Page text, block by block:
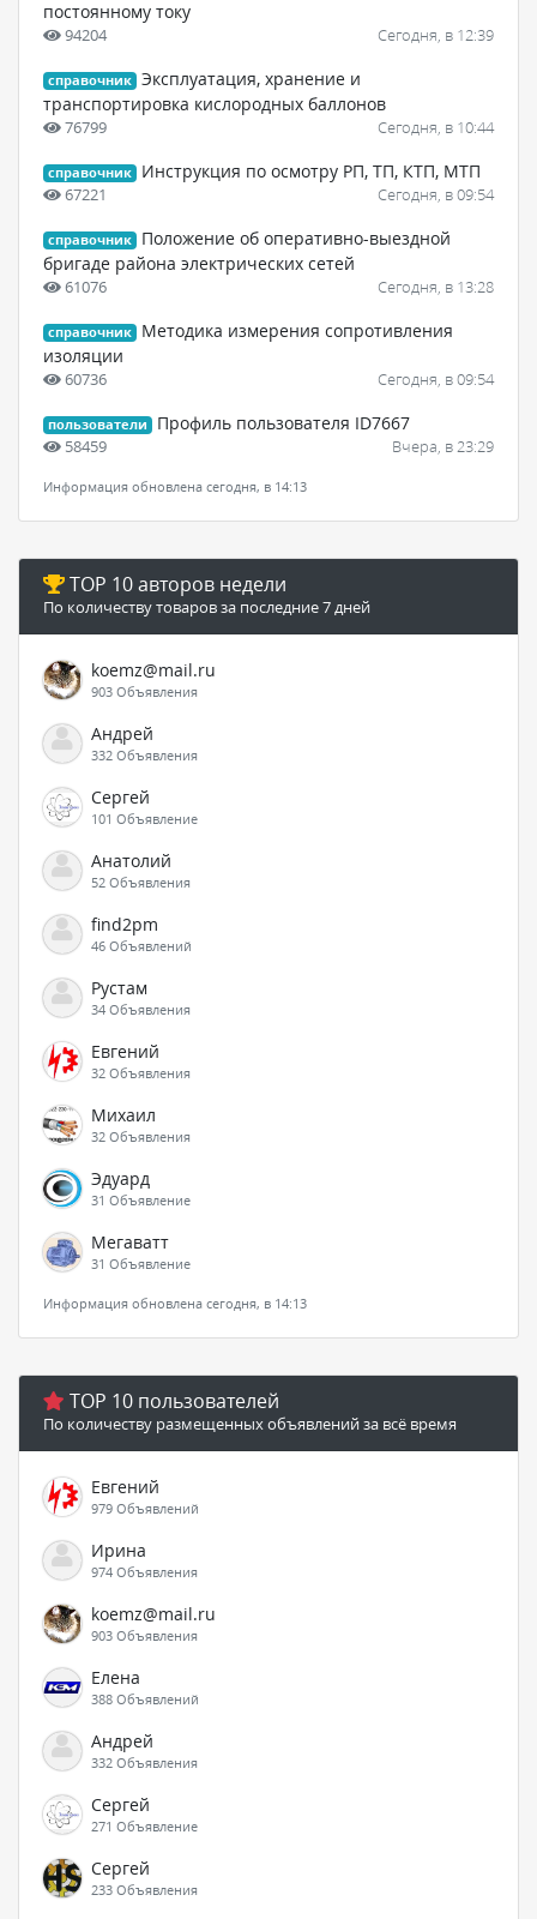
постоянному току
94204 Сегодня, в 12:39
справочник Эксплуатация, хранение и
транспортировка кислородных баллонов
76799 Сегодня, в 10:44
справочник Инструкция по осмотру РП, ТП, КТП, МТП
67221 Сегодня, в 09:54
справочник
Положение об оперативно-выездной
бригаде района электрических сетей
61076 Сегодня, в 13:28
справочник
Методика измерения сопротивления
изоляции
60736 Сегодня, в 09:54
пользователи Профиль пользователя ID7667
58459 Вчера, в 23:29
Информация обновлена сегодня, в 14:13
TOP 10 авторов недели
По количеству товаров за последние 7 дней
koemz@mail.ru
903 Объявления
Андрей
332 Объявления
Сергей
101 Объявление
Анатолий
52 Объявления
find2pm
46 Объявлений
Рустам
34 Объявления
Евгений
32 Объявления
Михаил
32 Объявления
Эдуард
31 Объявление
Мегаватт
31 Объявление
Информация обновлена сегодня, в 14:13
TOP 10 пользователей
По количеству размещенных объявлений за всё время
Евгений
979 Объявлений
Ирина
974 Объявления
koemz@mail.ru
903 Объявления
Елена
388 Объявлений
Андрей
332 Объявления
Сергей
271 Объявление
Сергей
233 Объявления